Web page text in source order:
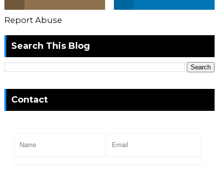
Report Abuse
Search This Blog
Contact